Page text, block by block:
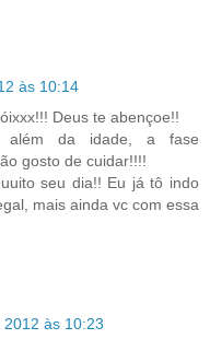
às 10:14
Deus te abençoe!!
além da idade, a fase
gosto de cuidar!!!!
seu dia!! Eu já tô indo
mais ainda vc com essa
às 10:23